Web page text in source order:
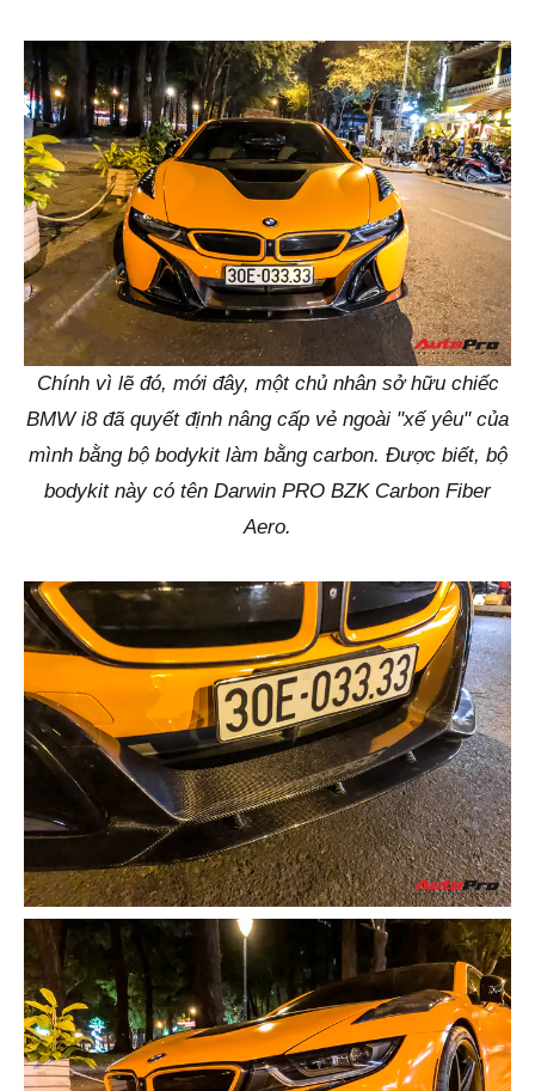
Chính vì lẽ đó, mới đây, một chủ nhân sở hữu chiếc
BMW i8 đã quyết định nâng cấp vẻ ngoài "xế yêu" của
mình bằng bộ bodykit làm bằng carbon. Được biết, bộ
bodykit này có tên Darwin PRO BZK Carbon Fiber
Aero.